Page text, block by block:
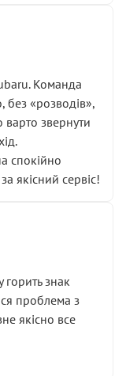
Команда
без «розводів»,
звернути
спокійно
якісний сервіс!
горить знак
проблема з
якісно все